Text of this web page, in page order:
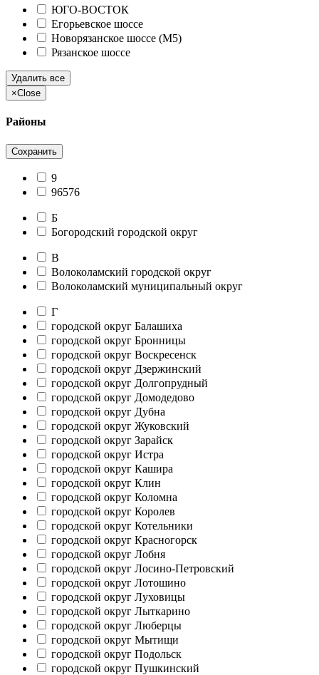
ЮГО-ВОСТОК
Егорьевское шоссе
Новорязанское шоссе (М5)
Рязанское шоссе
Удалить все
×Close
Районы
Сохранить
9
96576
Б
Богородский городской округ
В
Волоколамский городской округ
Волоколамский муниципальный округ
Г
городской округ Балашиха
городской округ Бронницы
городской округ Воскресенск
городской округ Дзержинский
городской округ Долгопрудный
городской округ Домодедово
городской округ Дубна
городской округ Жуковский
городской округ Зарайск
городской округ Истра
городской округ Кашира
городской округ Клин
городской округ Коломна
городской округ Королев
городской округ Котельники
городской округ Красногорск
городской округ Лобня
городской округ Лосино-Петровский
городской округ Лотошино
городской округ Луховицы
городской округ Лыткарино
городской округ Люберцы
городской округ Мытищи
городской округ Подольск
городской округ Пушкинский